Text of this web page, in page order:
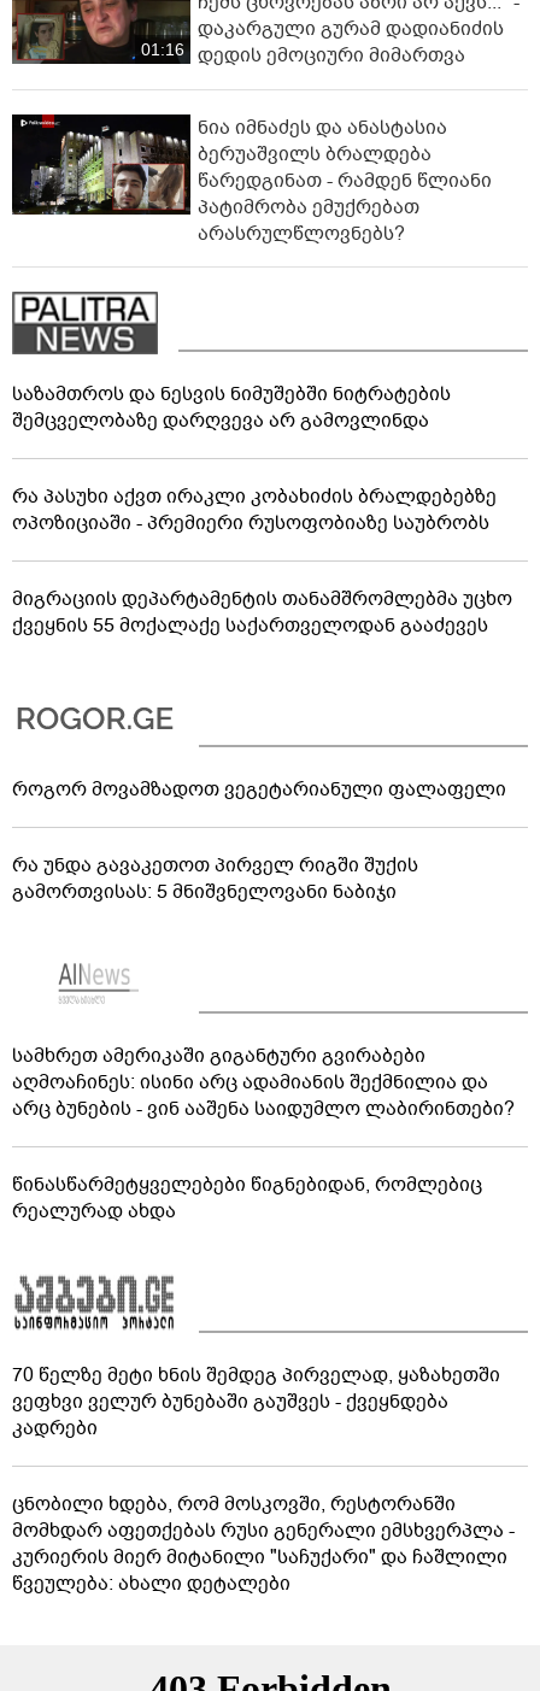
01:16
დაკარგული გურამ დადიანიძის
დედის ემოციური მიმართვა
ნია იმნაძეს და ანასტასია
ბერუაშვილს ბრალდება
წარედგინათ - რამდენ წლიანი
პატიმრობა ემუქრებათ
არასრულწლოვნებს?
საზამთროს და ნესვის ნიმუშებში ნიტრატების
შემცველობაზე დარღვევა არ გამოვლინდა
რა პასუხი აქვთ ირაკლი კობახიძის ბრალდებებზე
ოპოზიციაში - პრემიერი რუსოფობიაზე საუბრობს
მიგრაციის დეპარტამენტის თანამშრომლებმა უცხო
ქვეყნის 55 მოქალაქე საქართველოდან გააძევეს
როგორ მოვამზადოთ ვეგეტარიანული ფალაფელი
რა უნდა გავაკეთოთ პირველ რიგში შუქის
გამორთვისას: 5 მნიშვნელოვანი ნაბიჯი
სამხრეთ ამერიკაში გიგანტური გვირაბები
აღმოაჩინეს: ისინი არც ადამიანის შექმნილია და
არც ბუნების - ვინ ააშენა საიდუმლო ლაბირინთები?
წინასწარმეტყველებები წიგნებიდან, რომლებიც
რეალურად ახდა
70 წელზე მეტი ხნის შემდეგ პირველად, ყაზახეთში
ვეფხვი ველურ ბუნებაში გაუშვეს - ქვეყნდება
კადრები
ცნობილი ხდება, რომ მოსკოვში, რესტორანში
მომხდარ აფეთქებას რუსი გენერალი ემსხვერპლა -
კურიერის მიერ მიტანილი "საჩუქარი" და ჩაშლილი
წვეულება: ახალი დეტალები